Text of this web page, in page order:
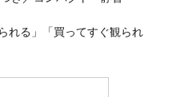
れる」「買ってすぐ観られ